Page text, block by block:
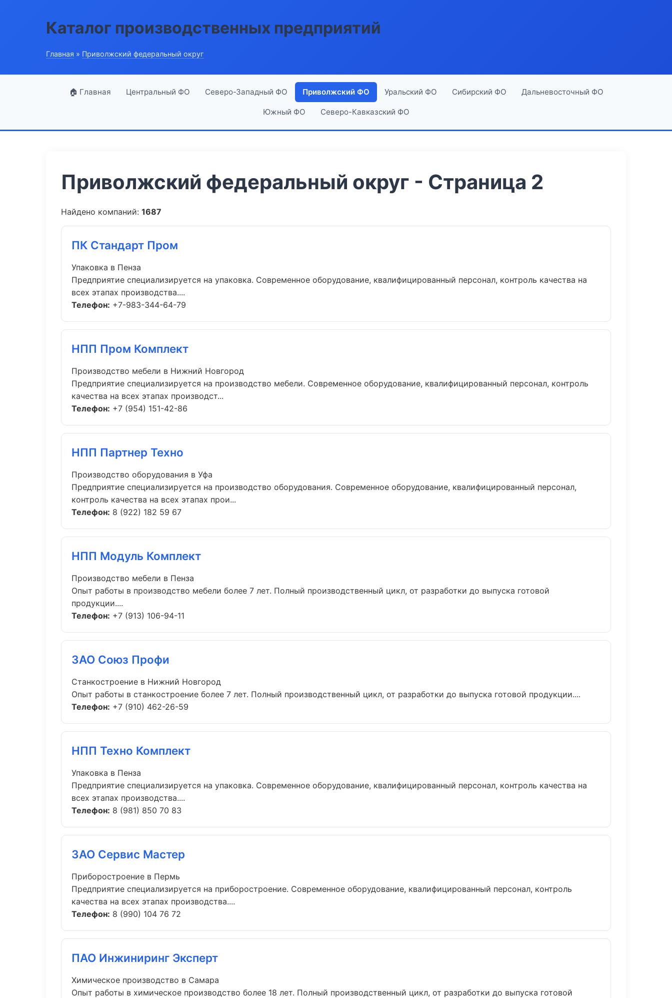
Каталог производственных предприятий
Главная » Приволжский федеральный округ
🏠 Главная Центральный ФО Северо-Западный ФО Приволжский ФО Уральский ФО Сибирский ФО Дальневосточный ФО
Южный ФО Северо-Кавказский ФО
Приволжский федеральный округ - Страница 2
Найдено компаний: 1687
ПК Стандарт Пром
Упаковка в Пенза
Предприятие специализируется на упаковка. Современное оборудование, квалифицированный персонал, контроль качества на
всех этапах производства....
Телефон: +7-983-344-64-79
НПП Пром Комплект
Производство мебели в Нижний Новгород
Предприятие специализируется на производство мебели. Современное оборудование, квалифицированный персонал, контроль
качества на всех этапах производст...
Телефон: +7 (954) 151-42-86
НПП Партнер Техно
Производство оборудования в Уфа
Предприятие специализируется на производство оборудования. Современное оборудование, квалифицированный персонал,
контроль качества на всех этапах прои...
Телефон: 8 (922) 182 59 67
НПП Модуль Комплект
Производство мебели в Пенза
Опыт работы в производство мебели более 7 лет. Полный производственный цикл, от разработки до выпуска готовой
продукции....
Телефон: +7 (913) 106-94-11
ЗАО Союз Профи
Станкостроение в Нижний Новгород
Опыт работы в станкостроение более 7 лет. Полный производственный цикл, от разработки до выпуска готовой продукции....
Телефон: +7 (910) 462-26-59
НПП Техно Комплект
Упаковка в Пенза
Предприятие специализируется на упаковка. Современное оборудование, квалифицированный персонал, контроль качества на
всех этапах производства....
Телефон: 8 (981) 850 70 83
ЗАО Сервис Мастер
Приборостроение в Пермь
Предприятие специализируется на приборостроение. Современное оборудование, квалифицированный персонал, контроль
качества на всех этапах производства....
Телефон: 8 (990) 104 76 72
ПАО Инжиниринг Эксперт
Химическое производство в Самара
Опыт работы в химическое производство более 18 лет. Полный производственный цикл, от разработки до выпуска готовой